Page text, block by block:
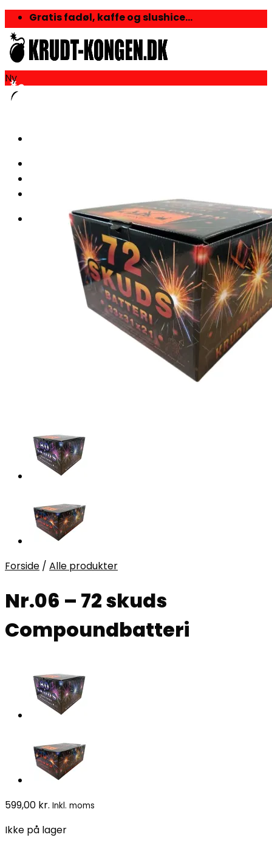
Skip
to
content
Gratis fadøl, kaffe og slushice...
Ny
Forside / Alle produkter
Nr.06 – 72 skuds
Compoundbatteri
599,00 kr. Inkl. moms
Ikke på lager